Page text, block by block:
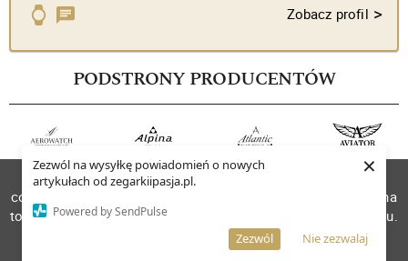
Zezwól na wysyłkę powiadomień o nowych
artykułach od zegarkiipasja.pl.
Powered by SendPulse
Nie zezwalaj
Zezwól
×
Zobacz profil >
PODSTRONY PRODUCENTÓW
W celu poprawienia jakości usług korzystamy z plików
cookies. Pozostanie na stronie oznacza, iż wyrażasz zgodę na
to, że pliki cookies będą przechowywane w Twoim urządzeniu.
Więcej informacji